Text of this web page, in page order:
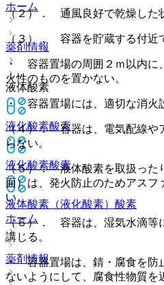
ホーム
薬剤情報
液体酸素
液化酸素酸素
液化酸素酸素
液体酸素（液化酸素） 酸素
ホーム
薬剤情報
（２）． 通風良好で乾燥した
（３）． 容器を貯蔵する付近
・ 容器置場の周囲２ｍ以内に
火性のものを置かない。
・ 容器置場には、適切な消火
（４）． 容器は、電気配線や
らない。
（５）． 液体酸素を取扱った
面）は、発火防止のためアスフ
い。
（６）． 容器は、湿気水滴等
講じる。
・ 容器置場は、錆・腐食を防
ないようにして、腐食性物質を